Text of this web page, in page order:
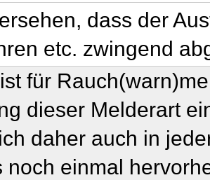
dass der
etc. zwingend
für
dieser Melderart
daher auch in
noch einmal